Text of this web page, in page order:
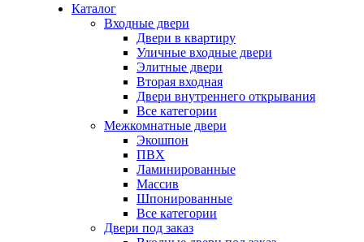
Каталог
Входные двери
Двери в квартиру
Уличные входные двери
Элитные двери
Вторая входная
Двери внутреннего открывания
Все категории
Межкомнатные двери
Экошпон
ПВХ
Ламинированные
Массив
Шпонированные
Все категории
Двери под заказ